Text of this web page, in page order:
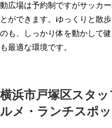
動広場は予約制ですがサッカ
とができます。ゆっくりと散
のも、しっかり体を動かして
も最適な環境です。
横浜市戸塚区スタ
ルメ・ランチスポッ